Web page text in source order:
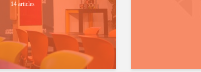
14 articles